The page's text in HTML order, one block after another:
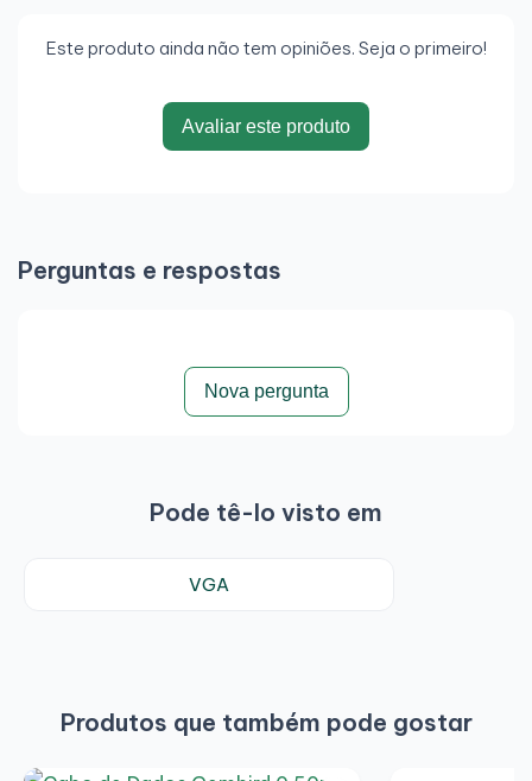
Este produto ainda não tem opiniões. Seja o primeiro!
Avaliar este produto
Perguntas e respostas
Nova pergunta
Pode tê-lo visto em
VGA
Produtos que também pode gostar